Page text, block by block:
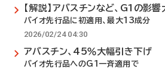
【解説】アバスチンなど、G1の影響
バイオ先行品に初適用、最大13成分
2026/02/24 04:30
アバスチン、45％大幅引き下げ
バイオ先行品へのG1一斉適用で